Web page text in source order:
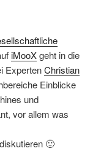
iMooXgeht in die
ExpertenChristian
Einblicke
und
vor allem was
🙂